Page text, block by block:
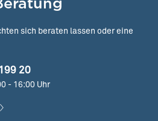
sich beraten lassen oder eine
20
- 16:00 Uhr